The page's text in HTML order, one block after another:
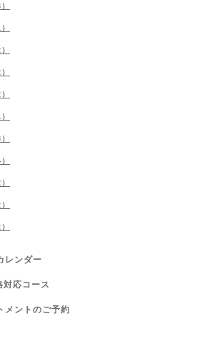
レンダー
応コース
メントのご予約